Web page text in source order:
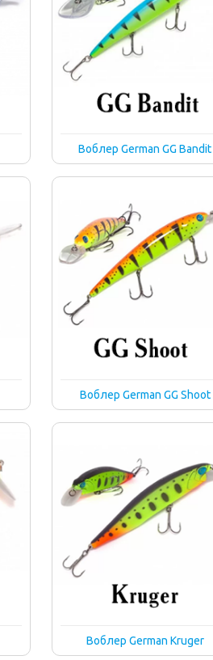
Воблер German GG Bandit
Воблер German GG Shoot
Воблер German Kruger